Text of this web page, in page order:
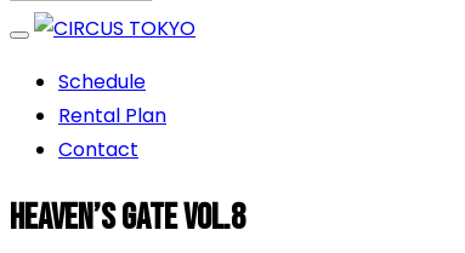
CIRCUS TOKYO
エンターテイメントスペース
Schedule
Rental Plan
Contact
HEAVEN’S GATE Vol.8